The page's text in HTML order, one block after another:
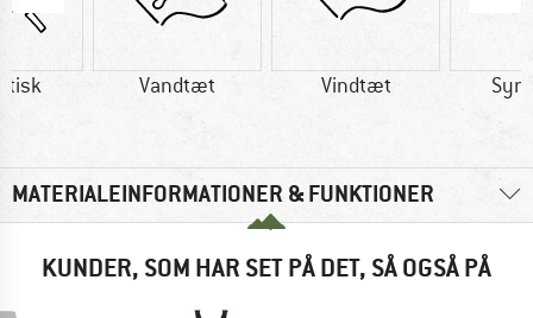
Vandtæt Vindtæt
MATERIALEINFORMATIONER & FUNKTIONER
KUNDER, SOM HAR SET PÅ DET, SÅ OGSÅ PÅ